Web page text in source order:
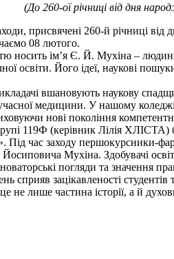
(До 260-ої річниці від дня
присвячені 260-й річниці від
08 лютого.
носить ім’я Є. Й. Мухіна –
освіти. Його ідеї, наукові
вшановують наукову
медицини. У нашому
нові покоління
119Ф (керівник Лілія
Під час заходу першокурсники-
Мухіна. Здобувачі
погляди та значення
сприяв зацікавленості
не лише частина історії, а й